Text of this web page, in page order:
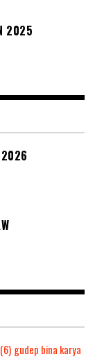
2025
2026
(6) gudep bina karya